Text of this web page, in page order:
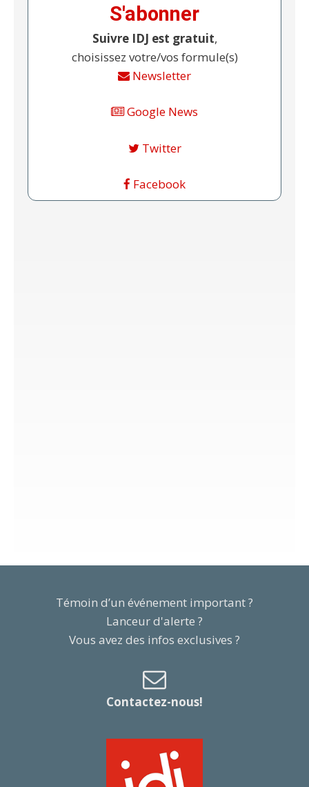
S'abonner
Suivre IDJ est gratuit,
choisissez votre/vos formule(s)
Newsletter
Google News
Twitter
Facebook
Témoin d’un événement important ?
Lanceur d'alerte ?
Vous avez des infos exclusives ?
Contactez-nous!